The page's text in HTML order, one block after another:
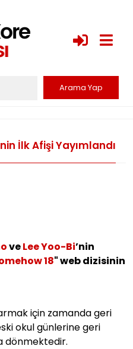
İlk Afişi Yayımlandı
veLee Yoo-Bi’nin
18" web dizisinin
için zamanda geri
okul günlerine geri
dönmektedir.